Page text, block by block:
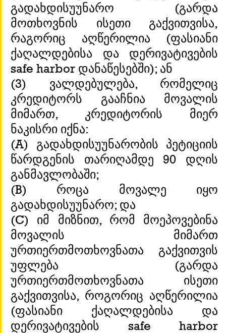
გადახდისუუნარო (გარდა
მოთხოვნის ისეთი გაქვითვისა,
რაგორიც აღწერილია (ფასიანი
ქაღალდებისა და დერივატივების
safe harbor დანაწესებში); ან
(3) ვალდებულება, რომელიც
კრედიტორს გააჩნია მოვალის
მიმართ, კრედიტორის მიერ
ნაკისრი იქნა:
(A) გადახდისუუნარობის პეტიციის
წარდგენის თარიღამდე 90 დღის
განმავლობაში;
(B) როცა მოვალე იყო
გადახდისუუნარო; და
(C) იმ მიზნით, რომ მოეპოვებინა
მოვალის მიმართ
ურთიერთმოთხოვნათა გაქვითვის
უფლება (გარდა
ურთიერთმოთხოვნათა ისეთი
გაქვითვისა, როგორიც აღწერილია
(ფასიანი ქაღალდებისა და
დერივატივების safe harbor